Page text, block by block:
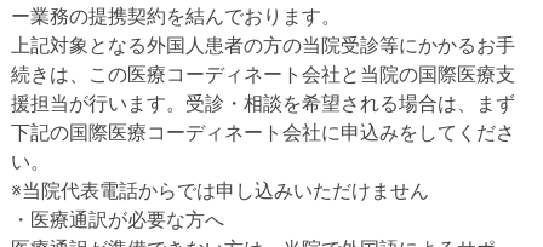
ー業務の提携契約を結んでおります。
上記対象となる外国人患者の方の当院受診等にかかるお手
続きは、この医療コーディネート会社と当院の国際医療支
援担当が行います。受診・相談を希望される場合は、まず
下記の国際医療コーディネート会社に申込みをしてくださ
い。
※当院代表電話からでは申し込みいただけません
・医療通訳が必要な方へ